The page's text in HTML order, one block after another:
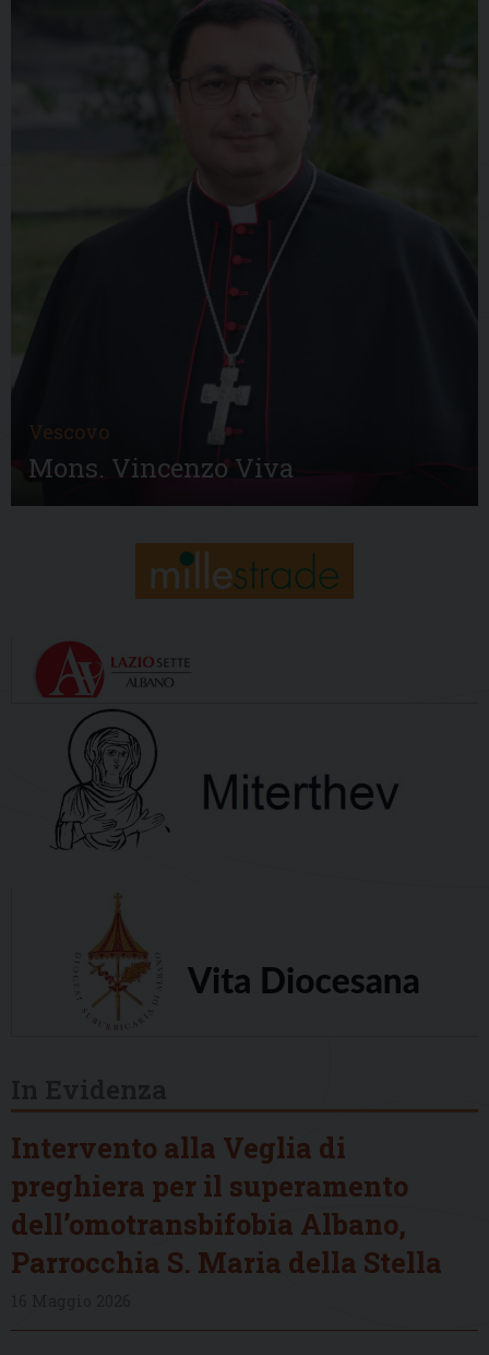
Vescovo
Mons. Vincenzo Viva
Intervento alla Veglia di
preghiera per il superamento
dell’omotransbifobia Albano,
Parrocchia S. Maria della Stella